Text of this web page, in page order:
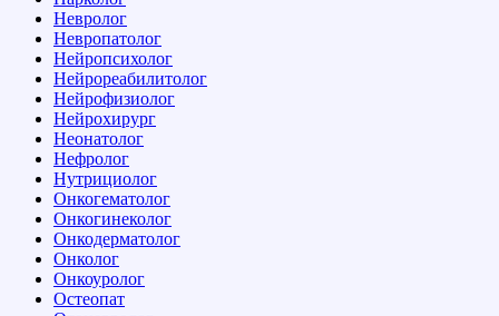
Невролог
Невропатолог
Нейропсихолог
Нейрореабилитолог
Нейрофизиолог
Нейрохирург
Неонатолог
Нефролог
Нутрициолог
Онкогематолог
Онкогинеколог
Онкодерматолог
Онколог
Онкоуролог
Остеопат